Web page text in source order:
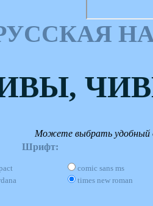
Можете выбрать удобный
Шрифт:
comic sans ms
times new roman